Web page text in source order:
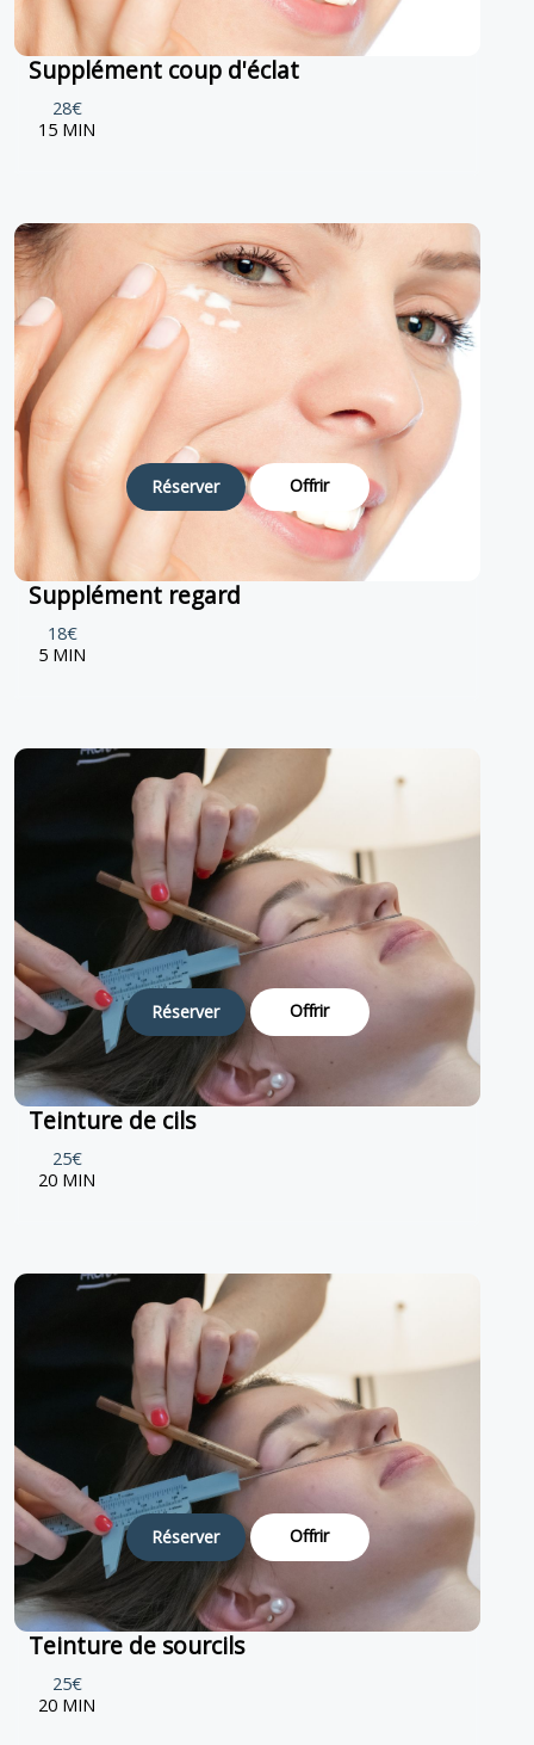
Supplément coup d'éclat
28€
15 MIN
Réserver Offrir
Supplément regard
18€
5 MIN
Réserver Offrir
Teinture de cils
25€
20 MIN
Réserver Offrir
Teinture de sourcils
25€
20 MIN